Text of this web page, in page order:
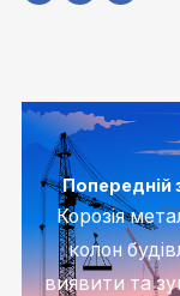
Попередній
Корозія
колон
виявити та